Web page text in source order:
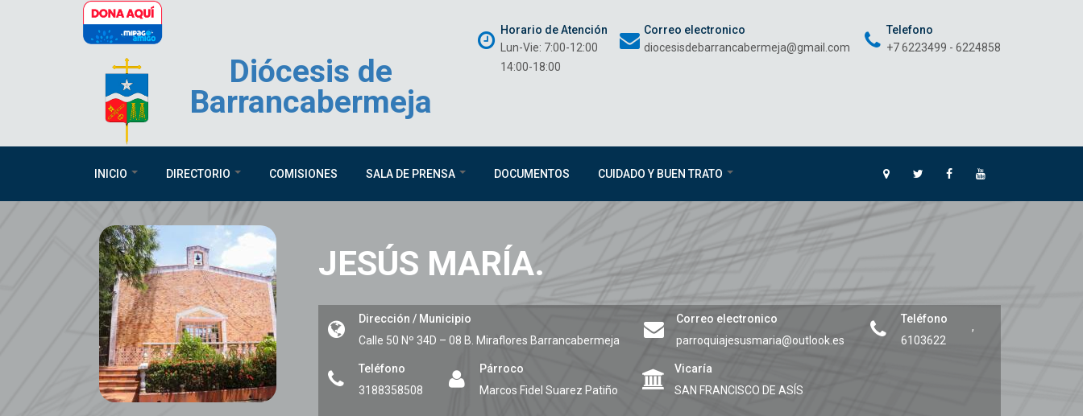
Pasar al contenido principal
Diócesis de
Barrancabermeja
Horario de Atención
Lun-Vie: 7:00-12:00
14:00-18:00
Correo electronico
diocesisdebarrancabermeja@gmail.com
Telefono
+7 6223499 - 6224858
INICIO DIRECTORIO COMISIONES SALA DE PRENSA DOCUMENTOS CUIDADO Y BUEN TRATO
JESÚS MARÍA.
Dirección / Municipio
Calle 50 Nº 34D – 08 B. Miraflores Barrancabermeja
Correo electronico
parroquiajesusmaria@outlook.es
Teléfono
6103622
,
Teléfono
3188358508
Párroco
Marcos Fidel Suarez Patiño
Vicaría
SAN FRANCISCO DE ASÍS